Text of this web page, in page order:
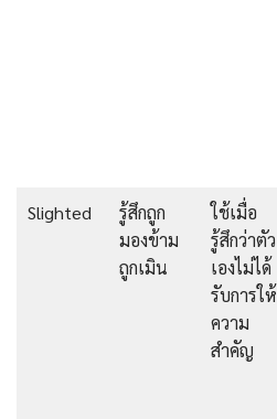
Slighted
รู้สึกถูก
มองข้าม
ถูกเมิน
ใช้เมื่อ
รู้สึกว่าตัว
เองไม่ได้
รับการให้
ความ
สำคัญ